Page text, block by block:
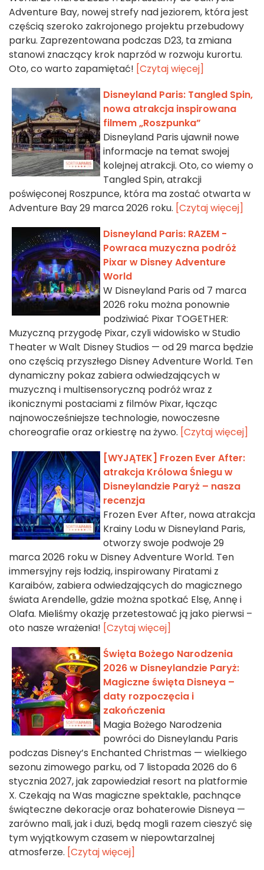
Adventure Bay, nowej strefy nad jeziorem, która jest
częścią szeroko zakrojonego projektu przebudowy
parku. Zaprezentowana podczas D23, ta zmiana
stanowi znaczący krok naprzód w rozwoju kurortu.
Oto, co warto zapamiętać! [Czytaj więcej]
Disneyland Paris: Tangled Spin,
nowa atrakcja inspirowana
filmem „Roszpunka”
Disneyland Paris ujawnił nowe
informacje na temat swojej
kolejnej atrakcji. Oto, co wiemy o
Tangled Spin, atrakcji
poświęconej Roszpunce, która ma zostać otwarta w
Adventure Bay 29 marca 2026 roku. [Czytaj więcej]
Disneyland Paris: RAZEM -
Powraca muzyczna podróż
Pixar w Disney Adventure
World
W Disneyland Paris od 7 marca
2026 roku można ponownie
podziwiać Pixar TOGETHER:
Muzyczną przygodę Pixar, czyli widowisko w Studio
Theater w Walt Disney Studios — od 29 marca będzie
ono częścią przyszłego Disney Adventure World. Ten
dynamiczny pokaz zabiera odwiedzających w
muzyczną i multisensoryczną podróż wraz z
ikonicznymi postaciami z filmów Pixar, łącząc
najnowocześniejsze technologie, nowoczesne
choreografie oraz orkiestrę na żywo. [Czytaj więcej]
[WYJĄTEK] Frozen Ever After:
atrakcja Królowa Śniegu w
Disneylandzie Paryż – nasza
recenzja
Frozen Ever After, nowa atrakcja
Krainy Lodu w Disneyland Paris,
otworzy swoje podwoje 29
marca 2026 roku w Disney Adventure World. Ten
immersyjny rejs łodzią, inspirowany Piratami z
Karaibów, zabiera odwiedzających do magicznego
świata Arendelle, gdzie można spotkać Elsę, Annę i
Olafa. Mieliśmy okazję przetestować ją jako pierwsi –
oto nasze wrażenia! [Czytaj więcej]
Święta Bożego Narodzenia
2026 w Disneylandzie Paryż:
Magiczne święta Disneya –
daty rozpoczęcia i
zakończenia
Magia Bożego Narodzenia
powróci do Disneylandu Paris
podczas Disney’s Enchanted Christmas — wielkiego
sezonu zimowego parku, od 7 listopada 2026 do 6
stycznia 2027, jak zapowiedział resort na platformie
X. Czekają na Was magiczne spektakle, pachnące
świąteczne dekoracje oraz bohaterowie Disneya —
zarówno mali, jak i duzi, będą mogli razem cieszyć się
tym wyjątkowym czasem w niepowtarzalnej
atmosferze. [Czytaj więcej]